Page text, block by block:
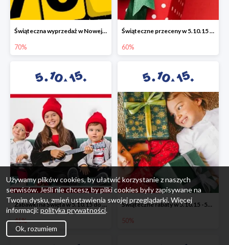
Świąteczna wyprzedaż w Nowej Erze - National Geographic Learning -70%
70%
Świąteczne przeceny w 5.10.15 - wszystkie ubrania -60%
60%
Zabawki na Święta w 5.10.15 do -45%
45%
Świąteczne rabaty w 5.10.15 -50%
50%
Używamy plików cookies, by ułatwić korzystanie z naszych
serwisów. Jeśli nie chcesz, by pliki cookies były zapisywane na
Twoim dysku, zmień ustawienia swojej przeglądarki. Więcej
informacji: polityka prywatności.
Ok, rozumiem